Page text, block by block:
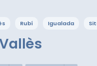
Rubí Igualada